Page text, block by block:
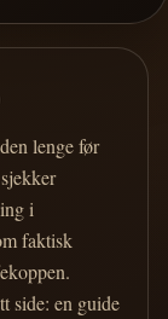
lenge før
i
faktisk
side: en guide